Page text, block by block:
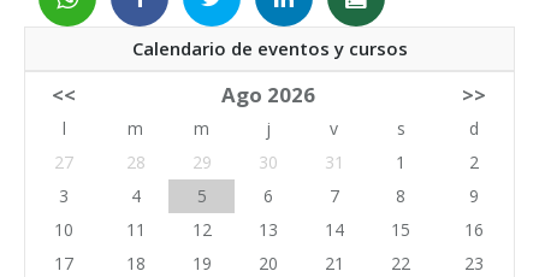
Calendario de eventos y cursos
<< Ago 2026 >>
l m m j v s
d
27
28 29 30 31 1
2
3
4 5 6 7 8
9
10
11 12 13 14 15
16
17
18 19 20 21 22
23